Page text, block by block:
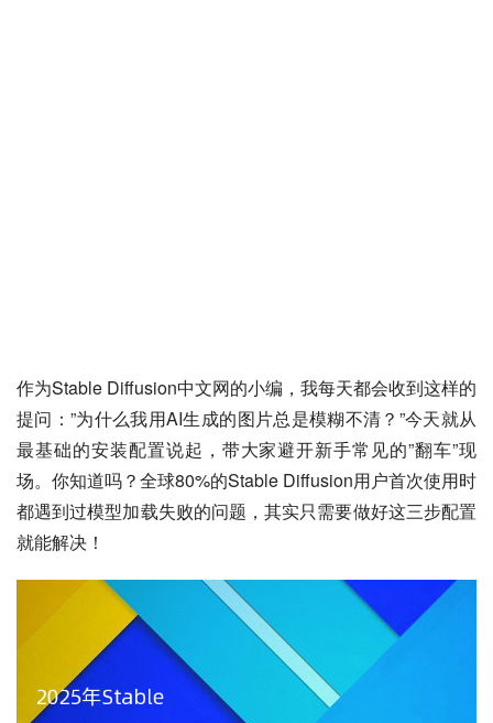
作为Stable Diffusion中文网的小编，我每天都会收到这样的
提问：”为什么我用AI生成的图片总是模糊不清？”今天就从
最基础的安装配置说起，带大家避开新手常见的”翻车”现
场。你知道吗？全球80%的Stable Diffusion用户首次使用时
都遇到过模型加载失败的问题，其实只需要做好这三步配置
就能解决！